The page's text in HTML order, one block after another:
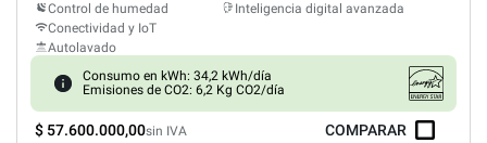
Control de humedad
Conectividad y IoT
Autolavado
Inteligencia digital avanzada
Consumo en kWh: 34,2 kWh/día
Emisiones de CO2: 6,2 Kg CO2/día
$ 57.600.000,00sin IVA COMPARAR